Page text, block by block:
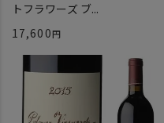
トフラワーズ ブ...
17,600